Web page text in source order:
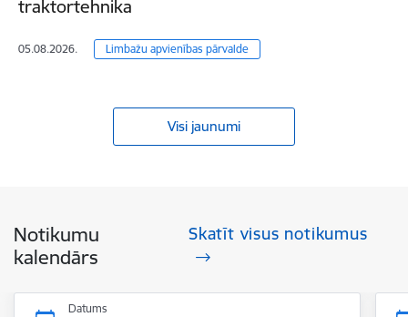
traktortehnika
05.08.2026. Limbažu apvienības pārvalde
Visi jaunumi
Notikumu
kalendārs
Skatīt visus notikumus
Datums